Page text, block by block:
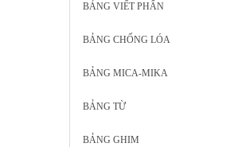
BẢNG VIẾT PHẤN
BẢNG CHỐNG LÓA
BẢNG MICA-MIKA
BẢNG TỪ
BẢNG GHIM